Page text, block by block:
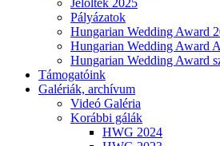
Jelöltek 2025
Pályázatok
Hungarian Wedding Award
Hungarian Wedding Award
Hungarian Wedding Award
Támogatóink
Galériák, archívum
Videó Galéria
Korábbi gálák
HWG 2024